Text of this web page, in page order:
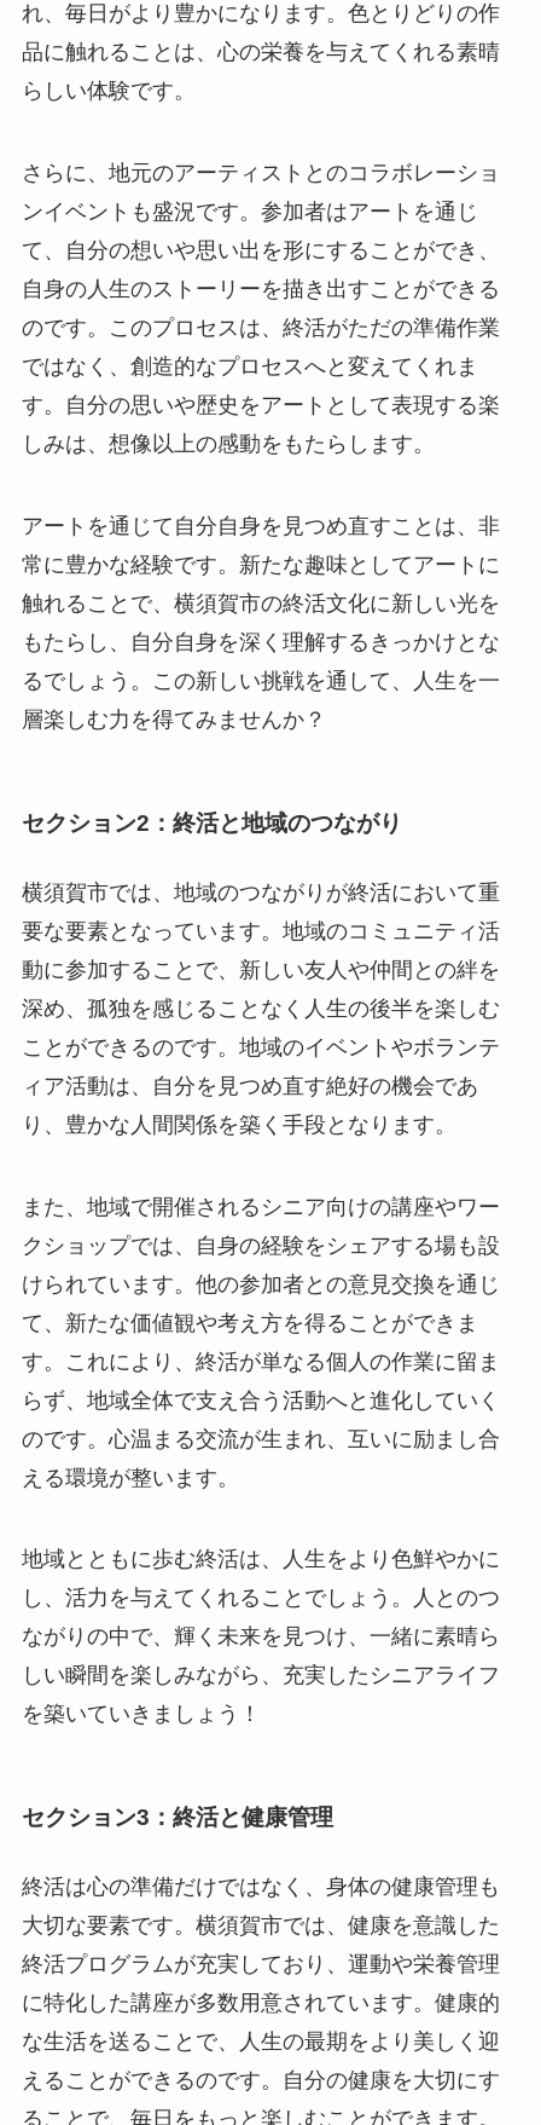
れ、毎日がより豊かになります。色とりどりの作
品に触れることは、心の栄養を与えてくれる素晴
らしい体験です。
さらに、地元のアーティストとのコラボレーショ
ンイベントも盛況です。参加者はアートを通じ
て、自分の想いや思い出を形にすることができ、
自身の人生のストーリーを描き出すことができる
のです。このプロセスは、終活がただの準備作業
ではなく、創造的なプロセスへと変えてくれま
す。自分の思いや歴史をアートとして表現する楽
しみは、想像以上の感動をもたらします。
アートを通じて自分自身を見つめ直すことは、非
常に豊かな経験です。新たな趣味としてアートに
触れることで、横須賀市の終活文化に新しい光を
もたらし、自分自身を深く理解するきっかけとな
るでしょう。この新しい挑戦を通して、人生を一
層楽しむ力を得てみませんか？
セクション2：終活と地域のつながり
横須賀市では、地域のつながりが終活において重
要な要素となっています。地域のコミュニティ活
動に参加することで、新しい友人や仲間との絆を
深め、孤独を感じることなく人生の後半を楽しむ
ことができるのです。地域のイベントやボランテ
ィア活動は、自分を見つめ直す絶好の機会であ
り、豊かな人間関係を築く手段となります。
また、地域で開催されるシニア向けの講座やワー
クショップでは、自身の経験をシェアする場も設
けられています。他の参加者との意見交換を通じ
て、新たな価値観や考え方を得ることができま
す。これにより、終活が単なる個人の作業に留ま
らず、地域全体で支え合う活動へと進化していく
のです。心温まる交流が生まれ、互いに励まし合
える環境が整います。
地域とともに歩む終活は、人生をより色鮮やかに
し、活力を与えてくれることでしょう。人とのつ
ながりの中で、輝く未来を見つけ、一緒に素晴ら
しい瞬間を楽しみながら、充実したシニアライフ
を築いていきましょう！
セクション3：終活と健康管理
終活は心の準備だけではなく、身体の健康管理も
大切な要素です。横須賀市では、健康を意識した
終活プログラムが充実しており、運動や栄養管理
に特化した講座が多数用意されています。健康的
な生活を送ることで、人生の最期をより美しく迎
えることができるのです。自分の健康を大切にす
ることで、毎日をもっと楽しむことができます。